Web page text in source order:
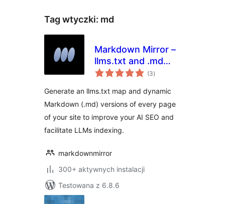
Tag wtyczki: md
Markdown Mirror –
llms.txt and .md
always up to date
(3wszystkich
ocen
)
Generate an llms.txt map and dynamic
Markdown (.md) versions of every page
of your site to improve your AI SEO and
facilitate LLMs indexing.
markdownmirror
300+ aktywnych instalacji
Testowana z 6.8.6